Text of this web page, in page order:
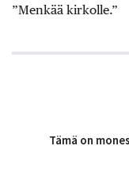
”Menkää kirkolle.”
Tämä on